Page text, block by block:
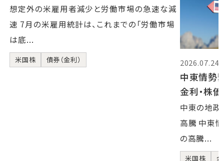
想定外の米雇用者減少と労働市場の急速な減
速 7月の米雇用統計は、これまでの「労働市場
は底...
米国株 債券（金利） 2026.07.24
中東情勢
金利・株
中東の地政
高騰 中東
の高騰...
米国株 金